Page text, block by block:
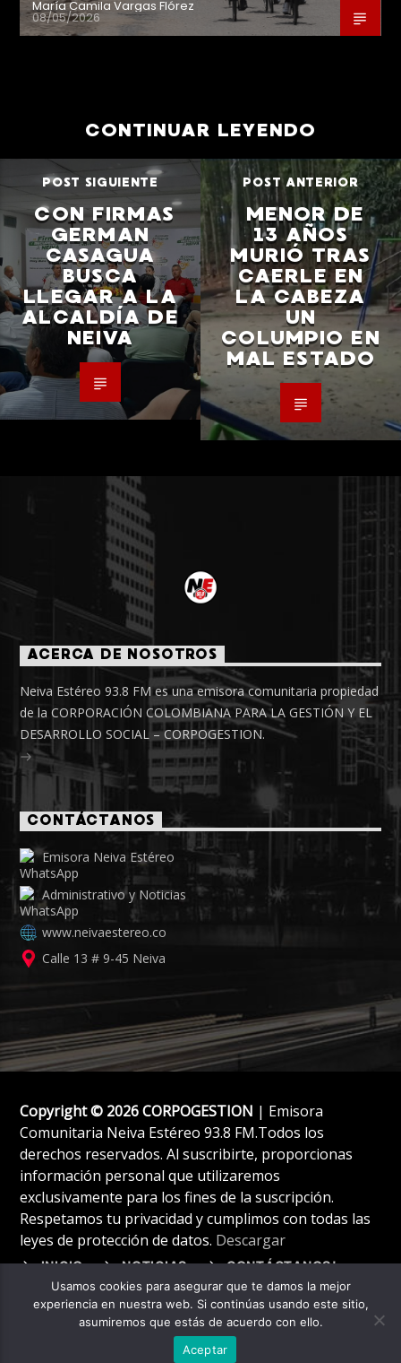
María Camila Vargas Flórez
08/05/2026
CONTINUAR LEYENDO
POST SIGUIENTE
CON FIRMAS
GERMAN
CASAGUA
BUSCA
LLEGAR A LA
ALCALDÍA DE
NEIVA
POST ANTERIOR
MENOR DE
13 AÑOS
MURIÓ TRAS
CAERLE EN
LA CABEZA
UN
COLUMPIO EN
MAL ESTADO
ACERCA DE NOSOTROS
Neiva Estéreo 93.8 FM es una emisora comunitaria propiedad
de la CORPORACIÓN COLOMBIANA PARA LA GESTIÓN Y EL
DESARROLLO SOCIAL – CORPOGESTION.
CONTÁCTANOS
Emisora Neiva Estéreo
Administrativo y Noticias
www.neivaestereo.co
Calle 13 # 9-45 Neiva
Copyright © 2026 CORPOGESTION | Emisora
Comunitaria Neiva Estéreo 93.8 FM.Todos los
derechos reservados. Al suscribirte, proporcionas
información personal que utilizaremos
exclusivamente para los fines de la suscripción.
Respetamos tu privacidad y cumplimos con todas las
leyes de protección de datos. Descargar
INICIO NOTICIAS CONTÁCTANOS!
Usamos cookies para asegurar que te damos la mejor
experiencia en nuestra web. Si continúas usando este sitio,
asumiremos que estás de acuerdo con ello.
Aceptar